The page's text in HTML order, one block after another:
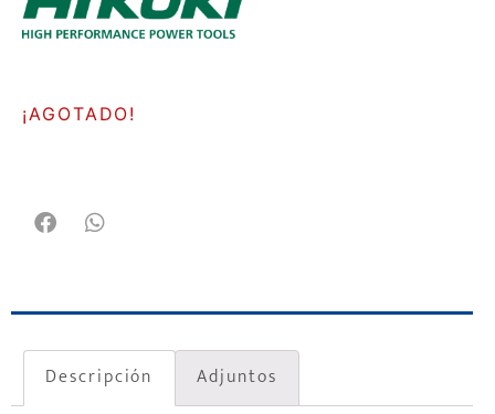
¡AGOTADO!
Descripción Adjuntos